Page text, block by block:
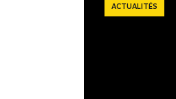
ACTUALITÉS